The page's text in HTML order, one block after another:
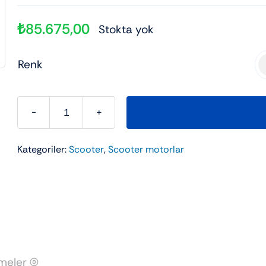
Şehir Bisikleti Çanta
₺85.675,00 Stokta yok
Renk
KUBA
adet
Kategoriler:Scooter,Scooter motorlar
(0)